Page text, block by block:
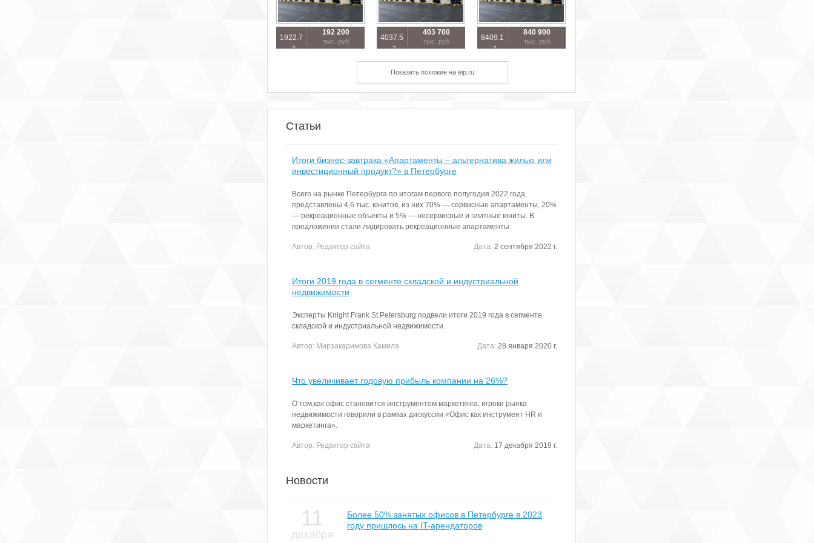
1922.7
м2
192 200
тыс. руб
4037.5
м2
403 700
тыс. руб
8409.1
м2
840 900
тыс. руб
Показать похожие на eip.ru
Статьи
Итоги бизнес-завтрака «Апартаменты – альтернатива жилью или
инвестиционный продукт?» в Петербурге
Всего на рынке Петербурга по итогам первого полугодия 2022 года,
представлены 4,6 тыс. юнитов, из них 70% — сервисные апартаменты, 20%
— рекреационные объекты и 5% — несервисные и элитные юниты. В
предложении стали лидировать рекреационные апартаменты.
Автор: Редактор сайта Дата: 2 сентября 2022 г.
Итоги 2019 года в сегменте складской и индустриальной
недвижимости
Эксперты Knight Frank St Petersburg подвели итоги 2019 года в сегменте
складской и индустриальной недвижимости.
Автор: Мирзакаримова Камила Дата: 28 января 2020 г.
Что увеличивает годовую прибыль компании на 26%?
О том,как офис становится инструментом маркетинга, игроки рынка
недвижимости говорили в рамках дискуссии «Офис как инструмент HR и
маркетинга».
Автор: Редактор сайта Дата: 17 декабря 2019 г.
Новости
11
декабря
Более 50% занятых офисов в Петербурге в 2023
году пришлось на IT-арендаторов